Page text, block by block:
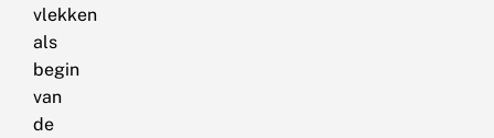
vlekken
als
begin
van
de